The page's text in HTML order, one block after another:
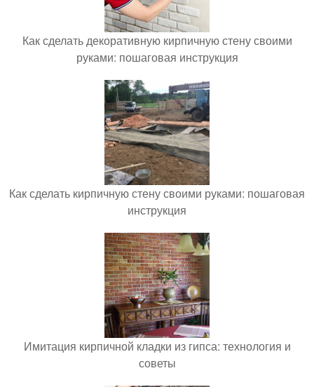
Как сделать декоративную кирпичную стену своими
руками: пошаговая инструкция
Как сделать кирпичную стену своими руками: пошаговая
инструкция
Имитация кирпичной кладки из гипса: технология и
советы